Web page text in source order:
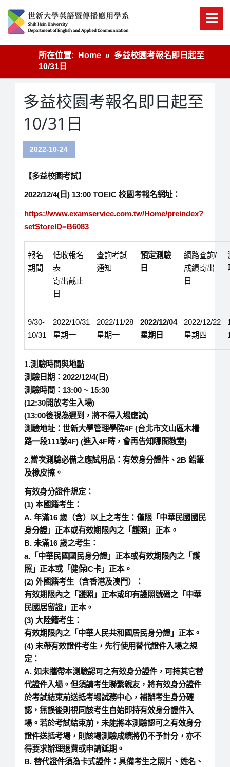
content
英語傳播
所在位置:
Home
多益校園考報名即日起至
10/31日
多益校園考報名即日起至
10/31日
2022-10-24
【多益校園考試】
2022/12/4(日) 13:00 TOEIC 校園考報名網址：
https://www.examservice.com.tw/Home/preindex?
setStoreID=B6083
報名
期間
低收報名
表
寄出截止
日
查詢考試
通知
預定測驗
日
網路查詢/
成績寄出
日
9/30-
10/31
2022/10/31
星期一
2022/11/28
星期一
2022/12/04
星期日
2022/12/22
星期四
1.測驗時間與地點
測驗日期：2022/12/4(日)
測驗時間： 13:00 ~ 15:30
(12:30開放考生入場)
(13:00後視為遲到，將不得入場應試)
測驗地址：世新大學管理學院4F (台北市文山區木柵
路一段111號4F) (進入4F時，會再告知哪間教室)
2.當次測驗必備之應試用品： 有效身分證件、 2B 鉛筆
及橡皮擦。
有效身分證件規定：
(1) 本國籍考生：
A. 年滿16 歲（含）以上之考生：僅限「中華民國國民
身分證」正本或有效期限內之「護照」正本。
B. 未滿16 歲之考生：
a.「中華民國國民身分證」正本或有效期限內之「護
照」正本或「健保IC卡」正本。
(2) 外國籍考生（含香港及澳門）：
有效期限內之「護照」正本或印有護照號碼之「中華
民國居留證」正本。
(3) 大陸籍考生：
有效期限內之「中華人民共和國居民身分證」正本。
(4) 未帶有效證件考生，先行使用替代證件入場之規
定：
A. 如未攜帶本測驗認可之有效身分證件，可持其它替
代證件入場。但須請考生聯繫親友，將有效身分證件
於考試結束前送抵考場試務中心，補辦考生身分確
認，無誤後則視同該考生自始即持有效身分證件入
場。若於考試結束前，未能將本測驗認可之有效身分
證件送抵考場，則該場測驗成績將仍不予計分，亦不
得要求辦理退費或申請延期。
B. 替代證件須為卡式證件：具備考生之照片、姓名、